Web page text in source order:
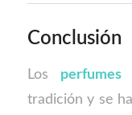
Conclusión
Los perfumes
tradición y se